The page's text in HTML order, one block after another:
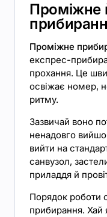
Проміжне
Проміжне
експрес-
прохання. Це
освіжає номер,
ритму.
Зазвичай воно
ненадовго
вийти на
санвузол,
приладдя й
Порядок роботи
прибирання. Хай